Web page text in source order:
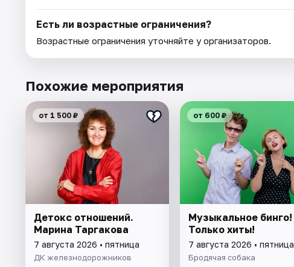
Есть ли возрастные ограничения?
Возрастные ограничения уточняйте у организаторов.
Похожие мероприятия
от 1 500 ₽
Детокс отношений.
Марина Таргакова
7 августа 2026 • пятница
ДК железнодорожников
от 600 ₽
Музыкальное бинго!
Только хиты!
7 августа 2026 • пятница
Бродячая собака